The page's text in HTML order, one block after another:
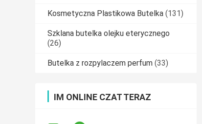
Kosmetyczna Plastikowa Butelka (131)
Szklana butelka olejku eterycznego
(26)
Butelka z rozpylaczem perfum (33)
IM ONLINE CZAT TERAZ